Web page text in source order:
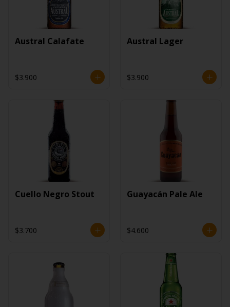
Austral Calafate
$3.900
Austral Lager
$3.900
Cuello Negro Stout
$3.700
Guayacán Pale Ale
$4.600